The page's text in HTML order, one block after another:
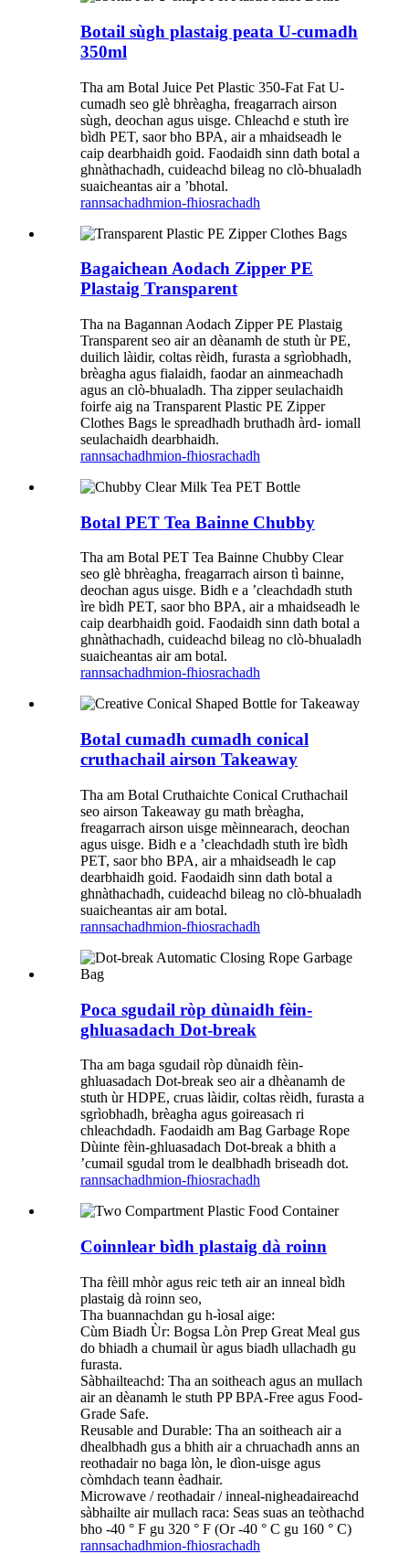
Botail sùgh plastaig peata U-cumadh
350ml
Tha am Botal Juice Pet Plastic 350-Fat Fat U-
cumadh seo glè bhrèagha, freagarrach airson
sùgh, deochan agus uisge. Chleachd e stuth ìre
bìdh PET, saor bho BPA, air a mhaidseadh le
caip dearbhaidh goid. Faodaidh sinn dath botal a
ghnàthachadh, cuideachd bileag no clò-bhualadh
suaicheantas air a ’bhotal.
rannsachadhmion-fhiosrachadh
Bagaichean Aodach Zipper PE
Plastaig Transparent
Tha na Bagannan Aodach Zipper PE Plastaig
Transparent seo air an dèanamh de stuth ùr PE,
duilich làidir, coltas rèidh, furasta a sgrìobhadh,
brèagha agus fialaidh, faodar an ainmeachadh
agus an clò-bhualadh. Tha zipper seulachaidh
foirfe aig na Transparent Plastic PE Zipper
Clothes Bags le spreadhadh bruthadh àrd- iomall
seulachaidh dearbhaidh.
rannsachadhmion-fhiosrachadh
Botal PET Tea Bainne Chubby
Tha am Botal PET Tea Bainne Chubby Clear
seo glè bhrèagha, freagarrach airson tì bainne,
deochan agus uisge. Bidh e a ’cleachdadh stuth
ìre bìdh PET, saor bho BPA, air a mhaidseadh le
caip dearbhaidh goid. Faodaidh sinn dath botal a
ghnàthachadh, cuideachd bileag no clò-bhualadh
suaicheantas air am botal.
rannsachadhmion-fhiosrachadh
Botal cumadh cumadh conical
cruthachail airson Takeaway
Tha am Botal Cruthaichte Conical Cruthachail
seo airson Takeaway gu math brèagha,
freagarrach airson uisge mèinnearach, deochan
agus uisge. Bidh e a ’cleachdadh stuth ìre bìdh
PET, saor bho BPA, air a mhaidseadh le cap
dearbhaidh goid. Faodaidh sinn dath botal a
ghnàthachadh, cuideachd bileag no clò-bhualadh
suaicheantas air am botal.
rannsachadhmion-fhiosrachadh
Poca sgudail ròp dùnaidh fèin-
ghluasadach Dot-break
Tha am baga sgudail ròp dùnaidh fèin-
ghluasadach Dot-break seo air a dhèanamh de
stuth ùr HDPE, cruas làidir, coltas rèidh, furasta a
sgrìobhadh, brèagha agus goireasach ri
chleachdadh. Faodaidh am Bag Garbage Rope
Dùinte fèin-ghluasadach Dot-break a bhith a
’cumail sgudal trom le dealbhadh briseadh dot.
rannsachadhmion-fhiosrachadh
Coinnlear bìdh plastaig dà roinn
Tha fèill mhòr agus reic teth air an inneal bìdh
plastaig dà roinn seo,
Tha buannachdan gu h-ìosal aige:
Cùm Biadh Ùr: Bogsa Lòn Prep Great Meal gus
do bhiadh a chumail ùr agus biadh ullachadh gu
furasta.
Sàbhailteachd: Tha an soitheach agus an mullach
air an dèanamh le stuth PP BPA-Free agus Food-
Grade Safe.
Reusable and Durable: Tha an soitheach air a
dhealbhadh gus a bhith air a chruachadh anns an
reothadair no baga lòn, le dìon-uisge agus
còmhdach teann èadhair.
Microwave / reothadair / inneal-nigheadaireachd
sàbhailte air mullach raca: Seas suas an teòthachd
bho -40 ° F gu 320 ° F (Or -40 ° C gu 160 ° C)
rannsachadhmion-fhiosrachadh